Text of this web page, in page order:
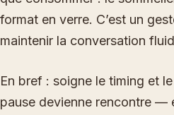
format en verre. C’est un
maintenir la conversation
En bref : soigne le timing et
pause devienne rencontre —